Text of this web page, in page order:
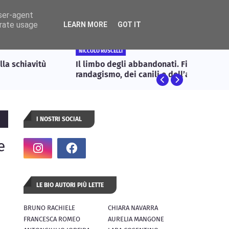
RUSCELLI
limbo degli abbandonati. Filosofia del
randagismo, dei canili e dell’adozione come
ARTE
I NOSTRI SOCIAL
LE BIO AUTORI PIÙ LETTE
BRUNO RACHIELE
CHIARA NAVARRA
FRANCESCA ROMEO
AURELIA MANGONE
agent
usage
LEARN MORE GOT IT